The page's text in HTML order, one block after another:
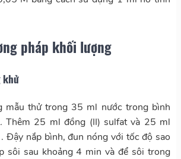
pháp khối lượng
khử
mẫu thử trong 35 ml nước trong bình
Thêm 25 ml đồng (II) sulfat và 25 ml
Đậy nắp bình, đun nóng với tốc độ sao
sôi sau khoảng 4 min và để sôi trong